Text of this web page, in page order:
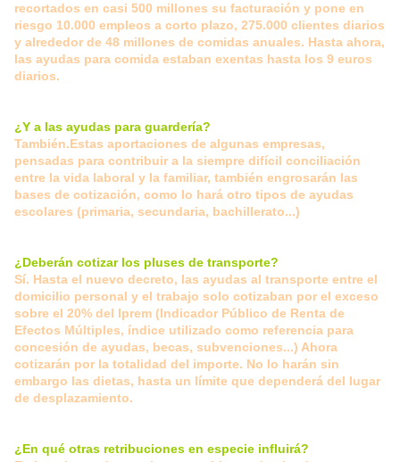
recortados en casi 500 millones su facturación y pone en
riesgo 10.000 empleos a corto plazo, 275.000 clientes diarios
y alrededor de 48 millones de comidas anuales. Hasta ahora,
las ayudas para comida estaban exentas hasta los 9 euros
diarios.
¿Y a las ayudas para guardería?
También.Estas aportaciones de algunas empresas,
pensadas para contribuir a la siempre difícil conciliación
entre la vida laboral y la familiar, también engrosarán las
bases de cotización, como lo hará otro tipos de ayudas
escolares (primaria, secundaria, bachillerato...)
¿Deberán cotizar los pluses de transporte?
Sí. Hasta el nuevo decreto, las ayudas al transporte entre el
domicilio personal y el trabajo solo cotizaban por el exceso
sobre el 20% del Iprem (Indicador Público de Renta de
Efectos Múltiples, índice utilizado como referencia para
concesión de ayudas, becas, subvenciones...) Ahora
cotizarán por la totalidad del importe. No lo harán sin
embargo las dietas, hasta un límite que dependerá del lugar
de desplazamiento.
¿En qué otras retribuciones en especie influirá?